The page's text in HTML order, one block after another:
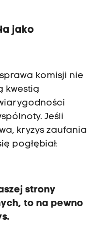
jako
komisji nie
kwestią
Jeśli
kryzys zaufania
pogłębiał:
strony
to na pewno